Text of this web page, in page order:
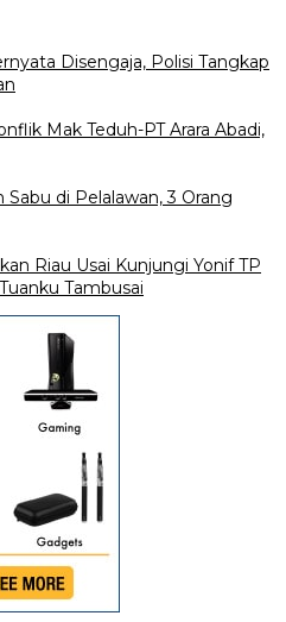
Disengaja, Polisi Tangkap
Mak Teduh-PT Arara Abadi,
Sabu di Pelalawan, 3 Orang
Riau Usai Kunjungi Yonif TP
Tambusai